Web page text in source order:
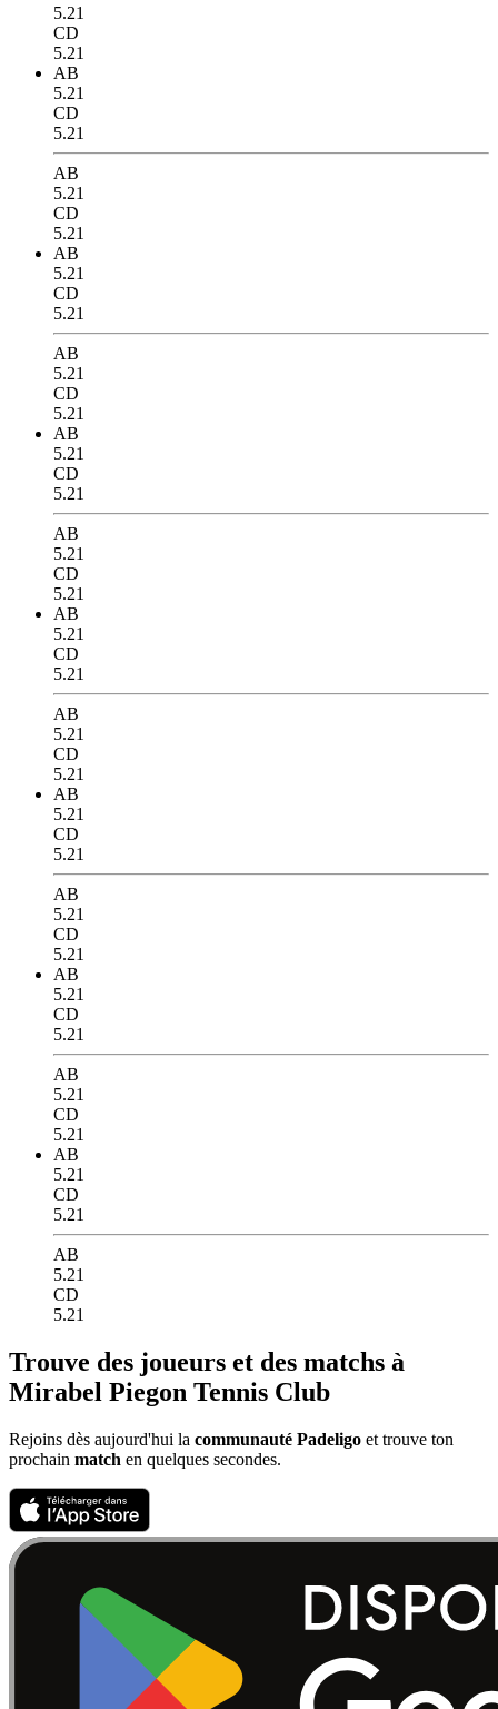
5.21
CD
5.21
AB
5.21
CD
5.21
AB
5.21
CD
5.21
AB
5.21
CD
5.21
AB
5.21
CD
5.21
AB
5.21
CD
5.21
AB
5.21
CD
5.21
AB
5.21
CD
5.21
AB
5.21
CD
5.21
AB
5.21
CD
5.21
AB
5.21
CD
5.21
AB
5.21
CD
5.21
AB
5.21
CD
5.21
AB
5.21
CD
5.21
AB
5.21
CD
5.21
Trouve des joueurs et des matchs à
Mirabel Piegon Tennis Club
Rejoins dès aujourd'hui la communauté Padeligo et trouve ton
prochain match en quelques secondes.